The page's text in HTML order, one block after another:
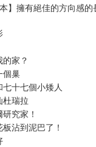
本】擁有絕佳的方向感
家？
個巢
七十七個小矮人
杜瑞拉
究家！
沾到泥巴了！